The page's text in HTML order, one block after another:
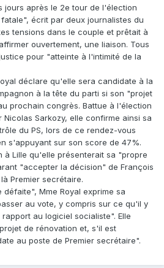
jours après le 2e tour de l'élection
écrit par deux journalistes du
tensions dans le couple et prêtait à
ouvertement, une liaison. Tous
pour "atteinte à l'intimité de la
déclare qu'elle sera candidate à la
à la tête du parti si son "projet
prochain congrès. Battue à l'élection
Sarkozy, elle confirme ainsi sa
du PS, lors de ce rendez-vous
s'appuyant sur son score de 47%.
à Lille qu'elle présenterait sa "propre
"accepter la décision" de François
Premier secrétaire.
Mme Royal exprime sa
au vote, y compris sur ce qu'il y
au logiciel socialiste". Elle
de rénovation et, s'il est
au poste de Premier secrétaire".